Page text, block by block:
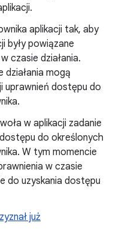
aplikacji tak, aby
były powiązane
czasie działania.
mogą
uprawnień dostępu do
w aplikacji zadanie
do określonych
W tym momencie
w czasie
do uzyskania dostępu
już